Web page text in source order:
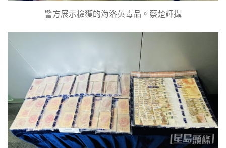
警方展示檢獲的海洛英毒品。蔡楚輝攝